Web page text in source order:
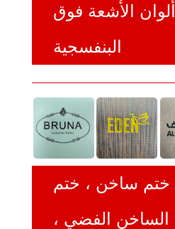
ألوان الأشعة فوق
البنفسجية
ختم ساخن ، ختم
الساخن الفضي ،